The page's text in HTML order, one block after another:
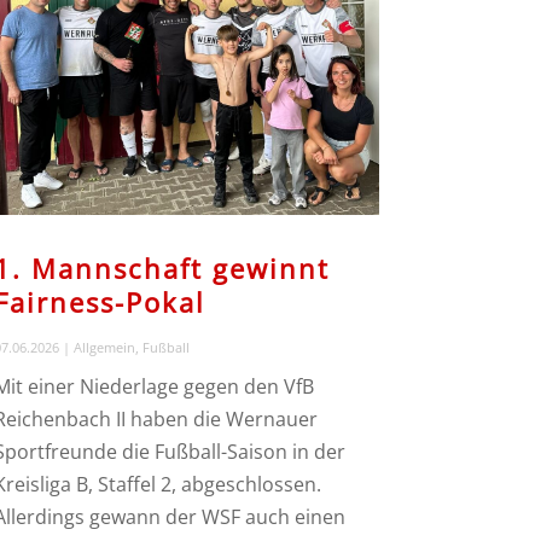
Mannschaft gewinnt
Pokal
| Allgemein Fußball
einer Niederlage gegen den VfB
II haben die Wernauer
die Fußball-Saison in der
B, Staffel 2, abgeschlossen.
gewann der WSF auch einen